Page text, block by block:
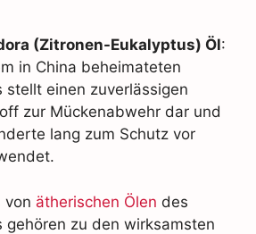
(Zitronen-Eukalyptus) Öl:
in China beheimateten
stellt einen zuverlässigen
zur Mückenabwehr dar und
lang zum Schutz vor
von ätherischen Ölen des
gehören zu den wirksamsten